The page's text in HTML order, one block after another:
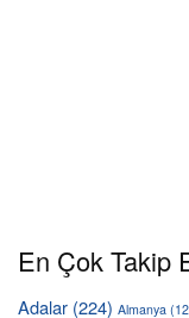
En Çok Takip
Adalar (224) Almanya